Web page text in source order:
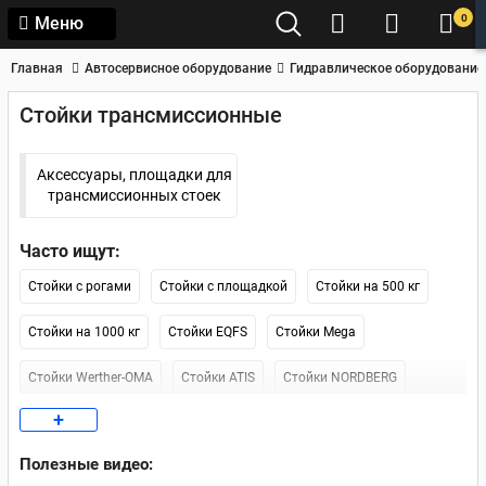
Меню 0
Главная Автосервисное оборудование Гидравлическое оборудование
Стойки трансмиссионные
Аксессуары, площадки для
трансмиссионных стоек
Часто ищут:
Стойки с рогами Стойки с площадкой Стойки на 500 кг
Стойки на 1000 кг Стойки EQFS Стойки Mega
Стойки Werther-OMA Стойки ATIS Стойки NORDBERG
Стойки Kraftwell
Стойки на 300 кг
+
Полезные видео: